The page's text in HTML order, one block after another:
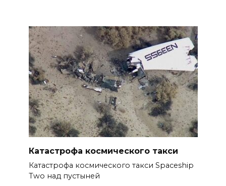
Катастрофа космического такси
Катастрофа космического такси Spaceship
Two над пустыней